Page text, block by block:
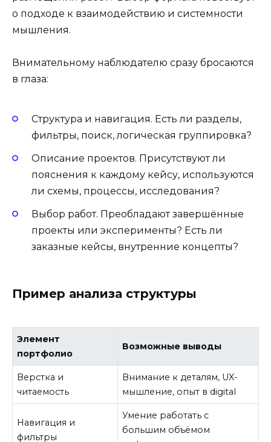
о подходе к взаимодействию и системности
мышления.
Внимательному наблюдателю сразу бросаются
в глаза:
Структура и навигация. Есть ли разделы,
фильтры, поиск, логическая группировка?
Описание проектов. Присутствуют ли
пояснения к каждому кейсу, используются
ли схемы, процессы, исследования?
Выбор работ. Преобладают завершённые
проекты или эксперименты? Есть ли
заказные кейсы, внутренние концепты?
Пример анализа структуры
Элемент
портфолио
Возможные выводы
Верстка и
читаемость
Внимание к деталям, UX-
мышление, опыт в digital
Навигация и
фильтры
Умение работать с
большим объёмом